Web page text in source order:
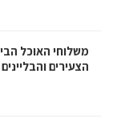
משלוחי האוכל
הצעירים והבליינים